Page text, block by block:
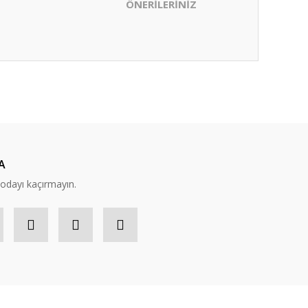
ÖNERİLERİNİZ
kaçırmayın.